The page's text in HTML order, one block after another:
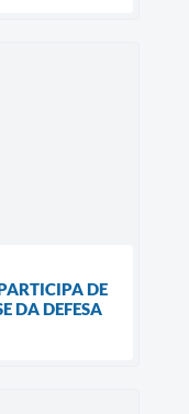
DE
DA DEFESA